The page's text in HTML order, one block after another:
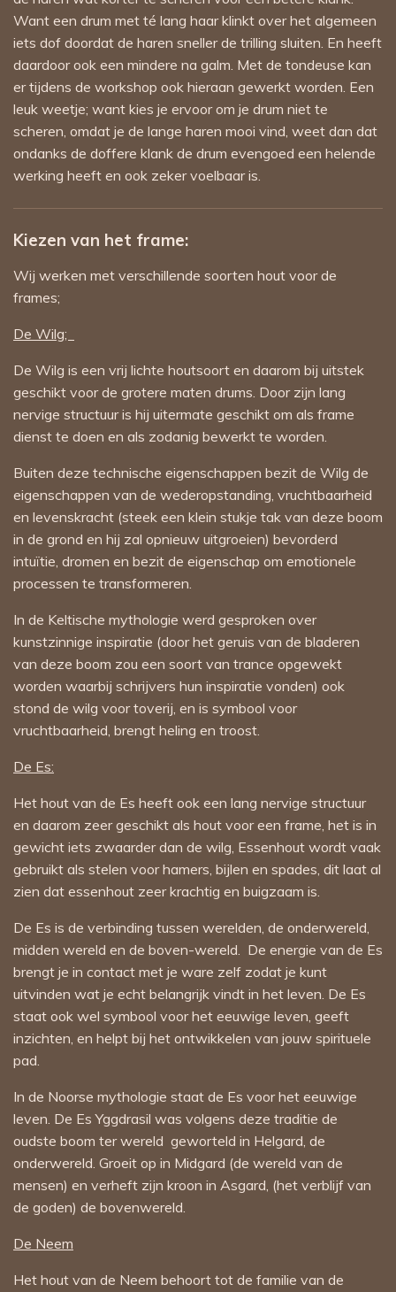
Want een drum met té lang haar klinkt over het algemeen
iets dof doordat de haren sneller de trilling sluiten. En heeft
daardoor ook een mindere na galm. Met de tondeuse kan
er tijdens de workshop ook hieraan gewerkt worden. Een
leuk weetje; want kies je ervoor om je drum niet te
scheren, omdat je de lange haren mooi vind, weet dan dat
ondanks de doffere klank de drum evengoed een helende
werking heeft en ook zeker voelbaar is.
Kiezen van het frame:
Wij werken met verschillende soorten hout voor de
frames;
De Wilg;
De Wilg is een vrij lichte houtsoort en daarom bij uitstek
geschikt voor de grotere maten drums. Door zijn lang
nervige structuur is hij uitermate geschikt om als frame
dienst te doen en als zodanig bewerkt te worden.
Buiten deze technische eigenschappen bezit de Wilg de
eigenschappen van de wederopstanding, vruchtbaarheid
en levenskracht (steek een klein stukje tak van deze boom
in de grond en hij zal opnieuw uitgroeien) bevorderd
intuïtie, dromen en bezit de eigenschap om emotionele
processen te transformeren.
In de Keltische mythologie werd gesproken over
kunstzinnige inspiratie (door het geruis van de bladeren
van deze boom zou een soort van trance opgewekt
worden waarbij schrijvers hun inspiratie vonden) ook
stond de wilg voor toverij, en is symbool voor
vruchtbaarheid, brengt heling en troost.
De Es:
Het hout van de Es heeft ook een lang nervige structuur
en daarom zeer geschikt als hout voor een frame, het is in
gewicht iets zwaarder dan de wilg, Essenhout wordt vaak
gebruikt als stelen voor hamers, bijlen en spades, dit laat al
zien dat essenhout zeer krachtig en buigzaam is.
De Es is de verbinding tussen werelden, de onderwereld,
midden wereld en de boven-wereld. De energie van de Es
brengt je in contact met je ware zelf zodat je kunt
uitvinden wat je echt belangrijk vindt in het leven. De Es
staat ook wel symbool voor het eeuwige leven, geeft
inzichten, en helpt bij het ontwikkelen van jouw spirituele
pad.
In de Noorse mythologie staat de Es voor het eeuwige
leven. De Es Yggdrasil was volgens deze traditie de
oudste boom ter wereld geworteld in Helgard, de
onderwereld. Groeit op in Midgard (de wereld van de
mensen) en verheft zijn kroon in Asgard, (het verblijf van
de goden) de bovenwereld.
De Neem
Het hout van de Neem behoort tot de familie van de